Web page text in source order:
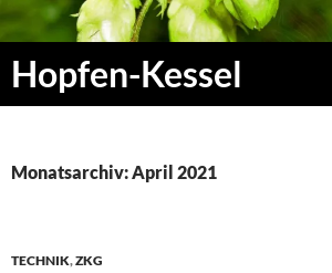
Zum
Inhalt
springen
Hopfen-Kessel
Monatsarchiv: April 2021
TECHNIK,ZKG